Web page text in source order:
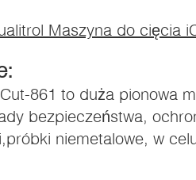
Maszyna do cięcia
861 to duża pionowa
bezpieczeństwa,
niemetalowe, w